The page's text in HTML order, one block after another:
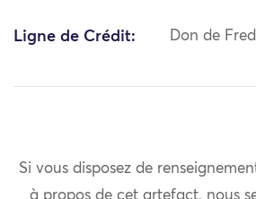
Ligne de Crédit: Don de
Si vous disposez de
à propos de cet artefact, nous